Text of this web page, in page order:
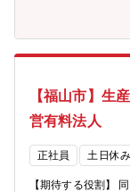
内で利用している
6人で構成されて
【福山市】生
営有料法人
正社員 土日休み
【期待する役割】